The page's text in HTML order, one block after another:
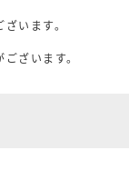
います。
ざいます。